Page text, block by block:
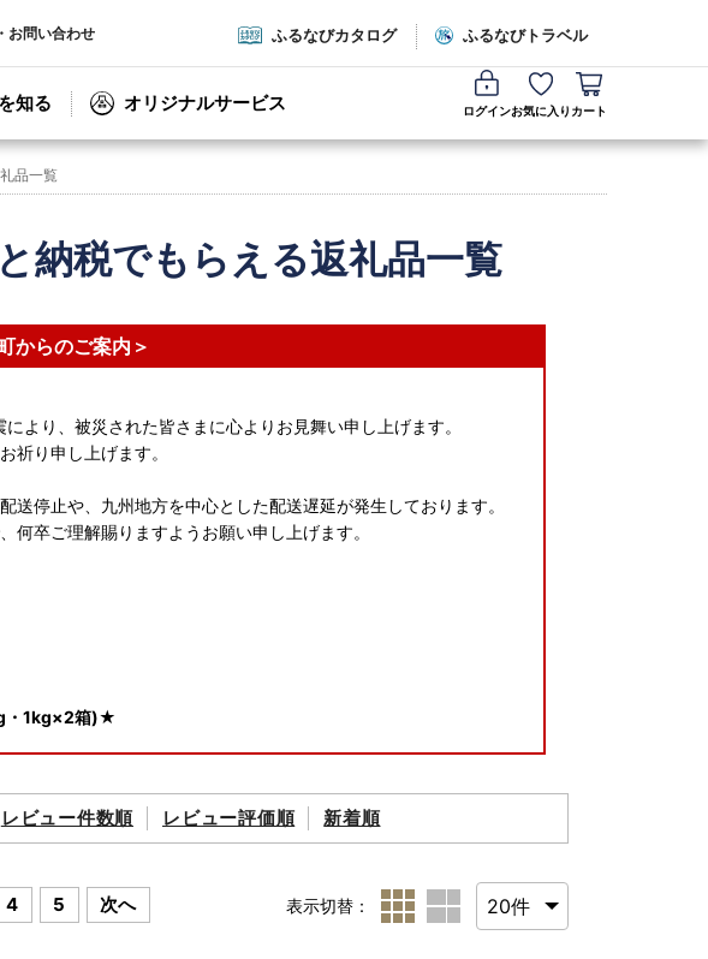
お問い合わせ ふるなびカタログ ふるなびトラベル
知る オリジナルサービス ログインお気に入り カート
品一覧
納税でもらえる返礼品一覧
からのご案内＞
より、被災された皆さまに心よりお見舞い申し上げます。
祈り申し上げます。
停止や、九州地方を中心とした配送遅延が発生しております。
卒ご理解賜りますようお願い申し上げます。
・1kg×2箱)★
レビュー件数順 レビュー評価順 新着順
4 5 次へ 表示切替：